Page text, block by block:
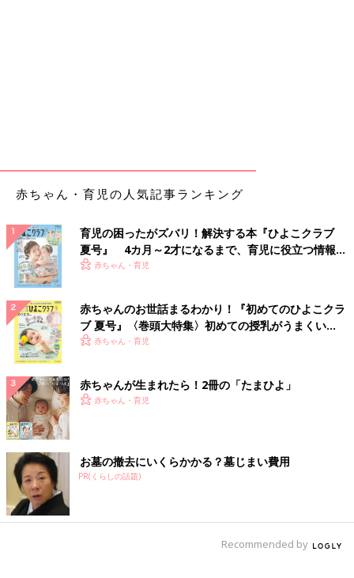
赤ちゃん・育児の人気記事ランキング
育児の困ったがズバリ！解決する本『ひよこクラブ
夏号』 4カ月～2才になるまで、育児に役立つ情報が
いっぱい！
赤ちゃん・育児
赤ちゃんのお世話まるわかり！『初めてのひよこクラ
ブ 夏号』〈巻頭大特集〉初めての授乳がうまくい
く！ おっぱい・ミルクの基本と夏のトラブル 解決テ
赤ちゃん・育児
赤ちゃんが生まれたら！2冊の「たまひよ」
赤ちゃん・育児
お墓の撤去にいくらかかる？墓じまい費用
PR(くらしの話題)
Recommended by